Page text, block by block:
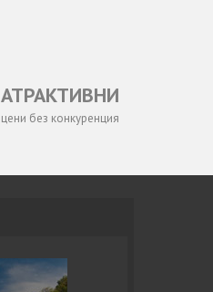
АТРАКТИВНИ
цени без конкуренция